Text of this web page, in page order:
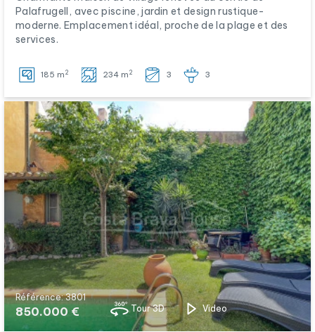
Palafrugell, avec piscine, jardin et design rustique-
moderne. Emplacement idéal, proche de la plage et des
services.
185 m 2 234 m 2 3 3
Référence: 3801
850.000 € Tour 3D Video